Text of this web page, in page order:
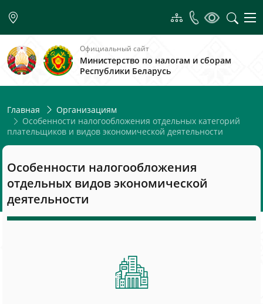
Официальный сайт
Министерство по налогам и сборам
Республики Беларусь
Главная
Организациям
Особенности налогообложения отдельных категорий
плательщиков и видов экономической деятельности
Особенности налогообложения
отдельных видов экономической
деятельности